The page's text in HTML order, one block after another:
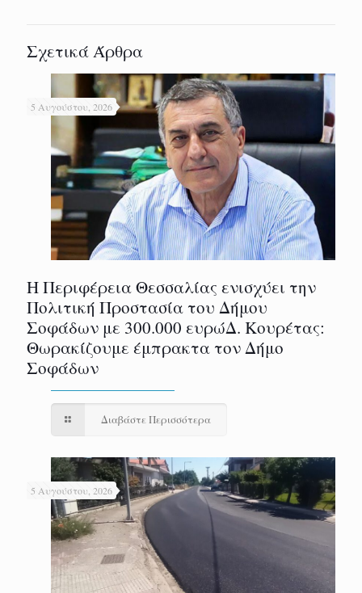
Σχετικά Άρθρα
5 Αυγούστου, 2026
Η Περιφέρεια Θεσσαλίας ενισχύει την
Πολιτική Προστασία του Δήμου
Σοφάδων με 300.000 ευρώΔ. Κουρέτας:
Θωρακίζουμε έμπρακτα τον Δήμο
Σοφάδων
Διαβάστε Περισσότερα
5 Αυγούστου, 2026